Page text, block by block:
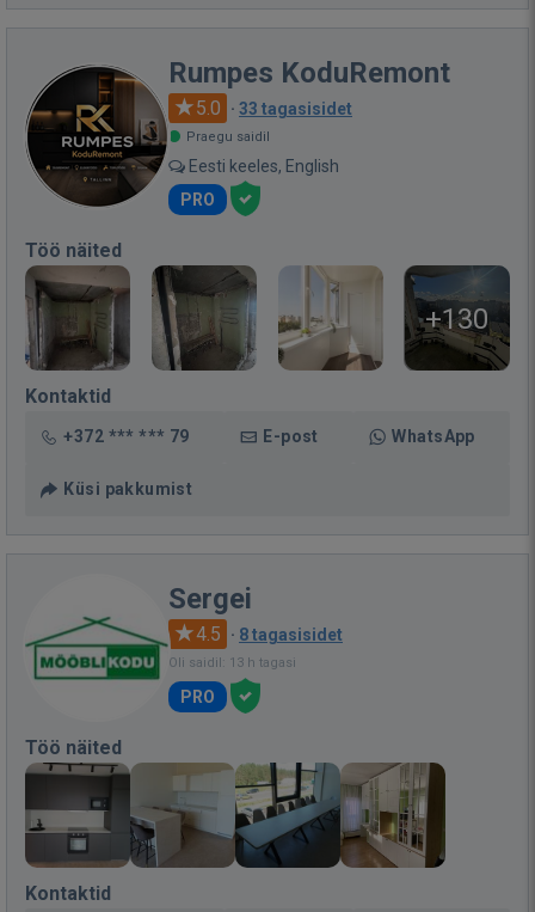
Rumpes KoduRemont
5.0 · 33 tagasisidet
Praegu saidil
Eesti keeles, English
PRO
Töö näited
+130
Kontaktid
+372 *** *** 79 E-post WhatsApp
Küsi pakkumist
Sergei
4.5 · 8 tagasisidet
Oli saidil: 13 h tagasi
PRO
Töö näited
Kontaktid